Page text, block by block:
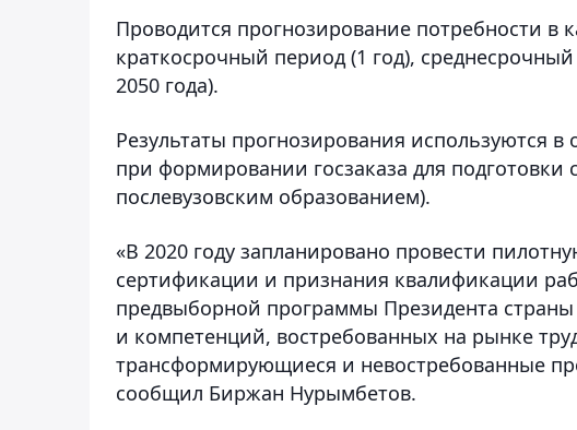
Проводится прогнозирование потребности в
краткосрочный период (1 год),
2050 года).
Результаты прогнозирования используются
при формировании госзаказа для
послевузовским образованием).
«В 2020 году запланировано провести
сертификации и признания квалификации
предвыборной программы Президента
и компетенций, востребованных на рынке
трансформирующиеся и невостребованные
сообщил Биржан Нурымбетов.